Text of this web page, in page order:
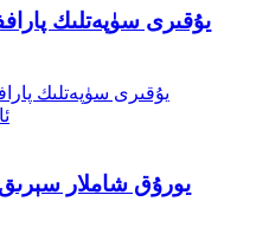
يۇقىرى سۈپەتلىك
يورۇق شاملار